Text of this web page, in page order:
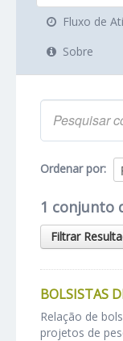
Fluxo de
Sobre
Ordenar por
1 conjunto
Filtrar
BOLSISTAS
Relação de
projetos de